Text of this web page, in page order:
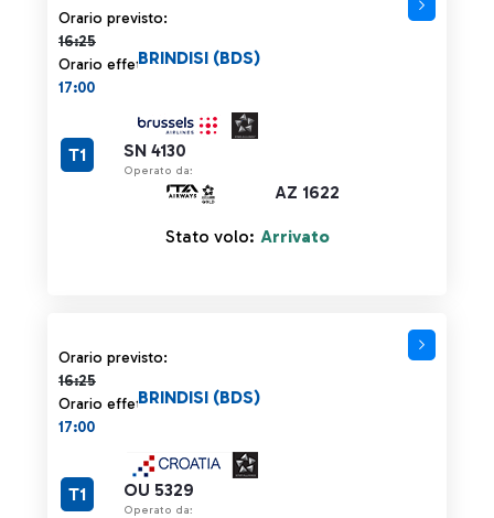
Orario previsto:
16:25
Orario previsto 16:25 barrato
Orario effettivo:
17:00
SN 4130
Operato da:
AZ 1622
BRINDISI (BDS)
T1
Stato volo: Arrivato
Orario previsto:
16:25
Orario previsto 16:25 barrato
Orario effettivo:
17:00
OU 5329
Operato da:
BRINDISI (BDS)
T1